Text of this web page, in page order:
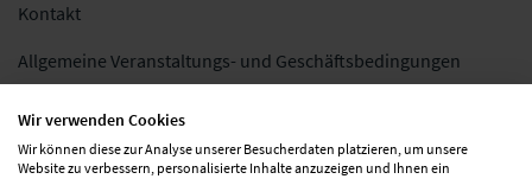
Kontakt
Allgemeine Veranstaltungs- und Geschäftsbedingungen
Impressum
Datenschutz
Wir verwenden Cookies
Wir können diese zur Analyse unserer Besucherdaten platzieren, um unsere
Website zu verbessern, personalisierte Inhalte anzuzeigen und Ihnen ein